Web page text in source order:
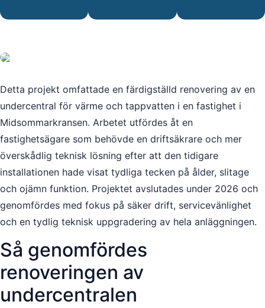
Detta projekt omfattade en färdigställd renovering av en
undercentral för värme och tappvatten i en fastighet i
Midsommarkransen. Arbetet utfördes åt en
fastighetsägare som behövde en driftsäkrare och mer
överskådlig teknisk lösning efter att den tidigare
installationen hade visat tydliga tecken på ålder, slitage
och ojämn funktion. Projektet avslutades under 2026 och
genomfördes med fokus på säker drift, servicevänlighet
och en tydlig teknisk uppgradering av hela anläggningen.
Så genomfördes
renoveringen av
undercentralen